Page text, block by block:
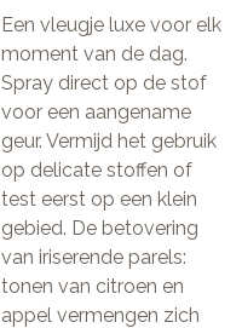
Een vleugje luxe voor elk
moment van de dag.
Spray direct op de stof
voor een aangename
geur. Vermijd het gebruik
op delicate stoffen of
test eerst op een klein
gebied. De betovering
van iriserende parels:
tonen van citroen en
appel vermengen zich